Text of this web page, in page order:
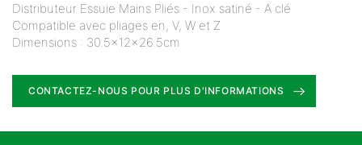
Distributeur Essuie Mains Pliés - Inox satiné - A clé
Compatible avec pliages en, V, W et Z
Dimensions : 30.5x12x26.5cm
CONTACTEZ-NOUS POUR PLUS D'INFORMATIONS